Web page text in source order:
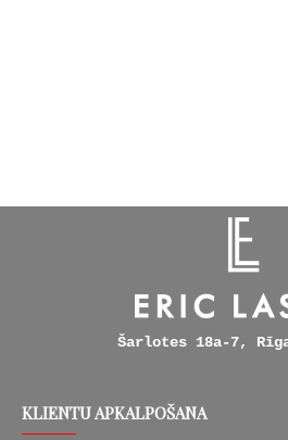
Šarlotes 18a-7,
KLIENTU APKALPOŠANA